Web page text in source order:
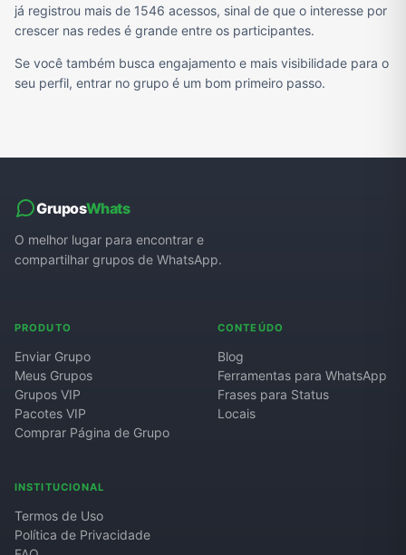
já registrou mais de 1546 acessos, sinal de que o interesse por
crescer nas redes é grande entre os participantes.
Se você também busca engajamento e mais visibilidade para o
seu perfil, entrar no grupo é um bom primeiro passo.
GruposWhats
O melhor lugar para encontrar e
compartilhar grupos de WhatsApp.
PRODUTO
Enviar Grupo
Meus Grupos
Grupos VIP
Pacotes VIP
Comprar Página de Grupo
CONTEÚDO
Blog
Ferramentas para WhatsApp
Frases para Status
Locais
INSTITUCIONAL
Termos de Uso
Política de Privacidade